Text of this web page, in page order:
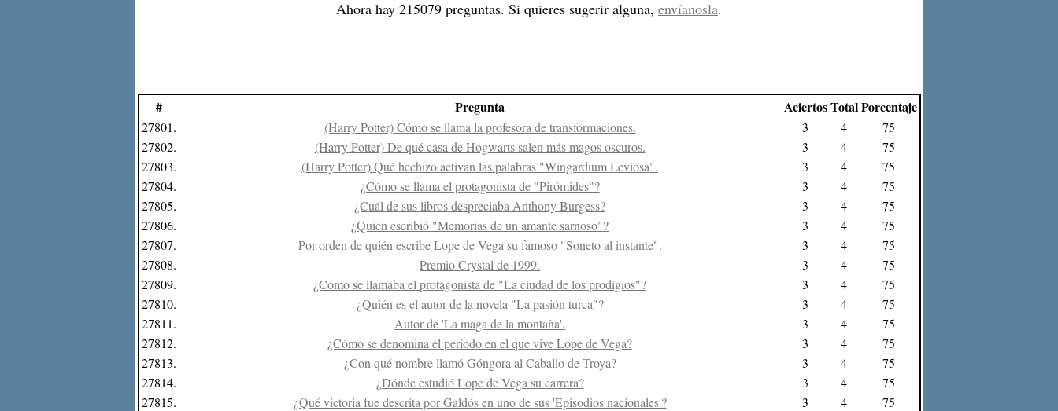
Ahora hay 215079 preguntas. Si quieres sugerir alguna, envíanosla.
# Pregunta AciertosTotalPorcentaje
27801. (Harry Potter) Cómo se llama la profesora de transformaciones. 3 4
75
27802.
(Harry Potter) De qué casa de Hogwarts salen más magos oscuros. 3 4
75
27803.
(Harry Potter) Qué hechizo activan las palabras "Wingardium Leviosa". 3 4
75
27804.
¿Cómo se llama el protagonista de "Pirómides"? 3 4
75
27805.
¿Cuál de sus libros despreciaba Anthony Burgess? 3 4
75
27806.
¿Quién escribió "Memorias de un amante sarnoso"? 3 4
75
27807.
Por orden de quién escribe Lope de Vega su famoso "Soneto al instante". 3 4
75
27808.
Premio Crystal de 1999. 3 4
75
27809.
¿Cómo se llamaba el protagonista de "La ciudad de los prodigios"? 3 4
75
27810.
¿Quién es el autor de la novela "La pasión turca"? 3 4
75
27811.
Autor de 'La maga de la montaña'. 3 4
75
27812.
¿Cómo se denomina el periodo en el que vive Lope de Vega? 3 4
75
27813.
¿Con qué nombre llamó Góngora al Caballo de Troya? 3 4
75
27814.
¿Dónde estudió Lope de Vega su carrera? 3 4
75
27815.
¿Qué victoria fue descrita por Galdós en uno de sus 'Episodios nacionales'? 3 4
75